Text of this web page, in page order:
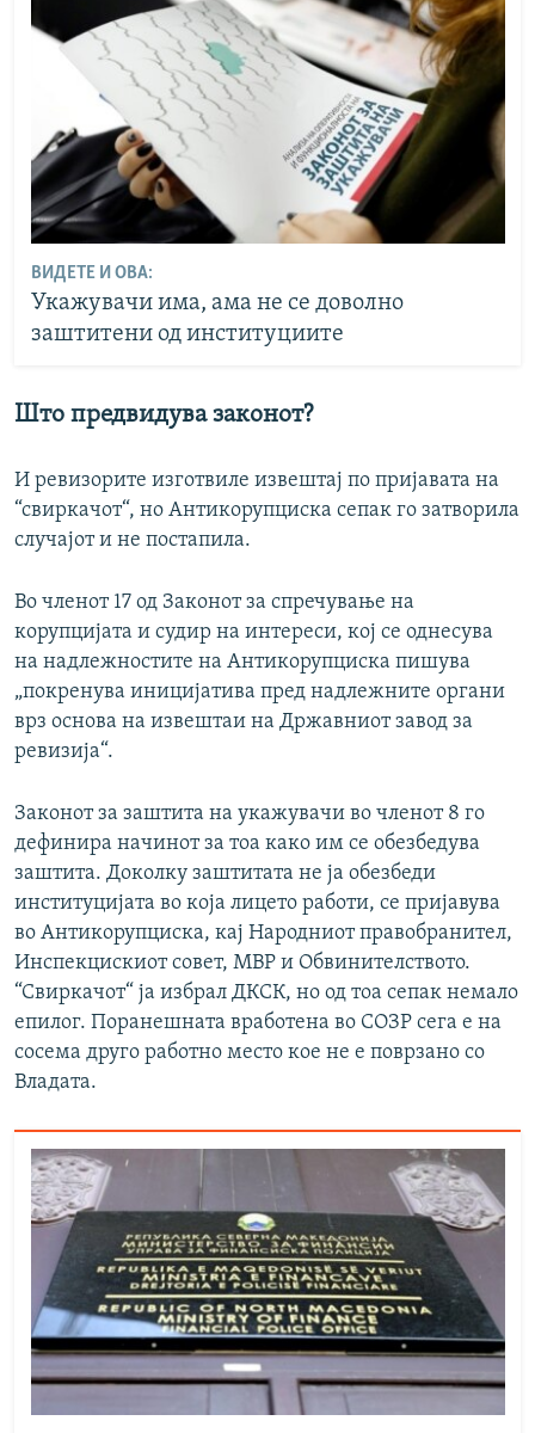
ВИДЕТЕ И ОВА:
Укажувачи има, ама не се доволно
заштитени од институциите
Што предвидува законот?
И ревизорите изготвиле извештај по пријавата на
“свиркачот“, но Антикорупциска сепак го затворила
случајот и не постапила.
Во членот 17 од Законот за спречување на
корупцијата и судир на интереси, кој се однесува
на надлежностите на Антикорупциска пишува
„покренува иницијатива пред надлежните органи
врз основа на извештаи на Државниот завод за
ревизија“.
Законот за заштита на укажувачи во членот 8 го
дефинира начинот за тоа како им се обезбедува
заштита. Доколку заштитата не ја обезбеди
институцијата во која лицето работи, се пријавува
во Антикорупциска, кај Народниот правобранител,
Инспекцискиот совет, МВР и Обвинителството.
“Свиркачот“ ја избрал ДКСК, но од тоа сепак немало
епилог. Поранешната вработена во СОЗР сега е на
сосема друго работно место кое не е поврзано со
Владата.